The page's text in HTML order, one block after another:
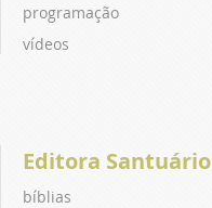
programação
vídeos
Editora Santuário
bíblias